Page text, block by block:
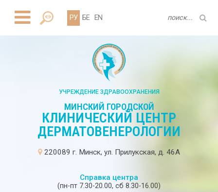
РУ БЕ EN
УЧРЕЖДЕНИЕ ЗДРАВООХРАНЕНИЯ
МИНСКИЙ ГОРОДСКОЙ
КЛИНИЧЕСКИЙ ЦЕНТР
ДЕРМАТОВЕНЕРОЛОГИИ
220089 г. Минск, ул. Прилукская, д. 46А
Справка центра
(пн-пт 7.30-20.00, сб 8.30-16.00)